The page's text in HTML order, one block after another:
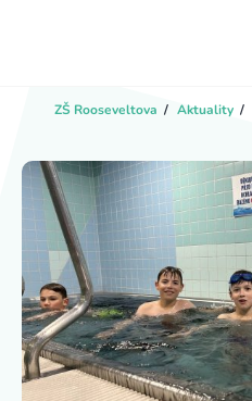
ZŠ Rooseveltova / Aktuality /